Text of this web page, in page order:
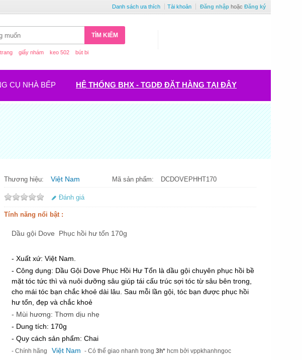
Danh sách ưa thích Tài khoản Đăng nhập hoặc Đăng ký
TÌM KIẾM
giấy nhám keo 502 bút bi
CỤ NHÀ BẾP HỆ THỐNG BHX - TGDĐ ĐẶT HÀNG TẠI ĐÂY
Thương hiệu: Việt Nam Mã sản phẩm: DCDOVEPHHT170
Đánh giá
Tính năng nổi bật :
Dầu gội Dove Phục hồi hư tổn 170g
- Xuất xứ: Việt Nam.
- Công dụng: Dầu Gội Dove Phục Hồi Hư Tổn là dầu gội chuyên phục hồi bề
mặt tóc tức thì và nuôi dưỡng sâu giúp tái cấu trúc sợi tóc từ sâu bên trong,
cho mái tóc bạn chắc khoẻ dài lâu. Sau mỗi lần gội, tóc bạn được phục hồi
hư tổn, đẹp và chắc khoẻ
- Mùi hương: Thơm dịu nhẹ
- Dung tích: 170g
- Quy cách sản phẩm: Chai
- Chính hãng Việt Nam - Có thể giao nhanh trong 3h* hcm bởi vppkhanhngoc